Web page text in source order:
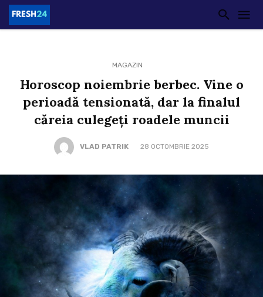
MAGAZIN
Horoscop noiembrie berbec. Vine o
perioadă tensionată, dar la finalul
căreia culegeți roadele muncii
VLAD PATRIK 28 OCTOMBRIE 2025